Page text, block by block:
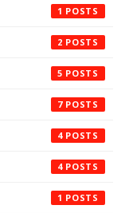
1
2
5
7
4
4
1